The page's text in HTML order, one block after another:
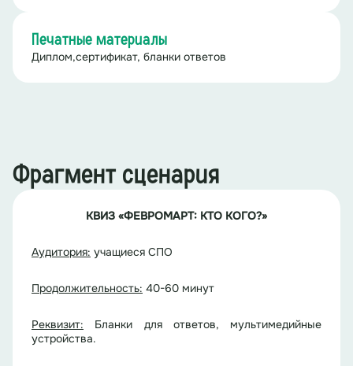
Печатные материалы
Диплом,сертификат, бланки ответов
Фрагмент сценария
КВИЗ «ФЕВРОМАРТ: КТО КОГО?»
Аудитория: учащиеся СПО
Продолжительность: 40-60 минут
Реквизит: Бланки для ответов, мультимедийные
устройства.